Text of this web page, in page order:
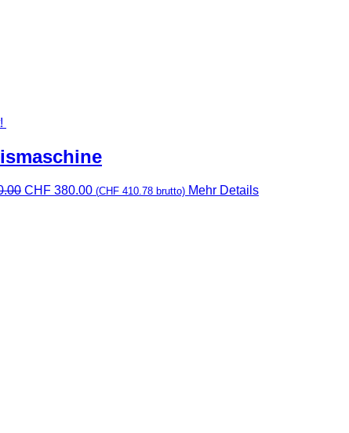
Ursprünglicher
CHF 380.00Aktueller
(CHF 410.78 brutto) Mehr Details